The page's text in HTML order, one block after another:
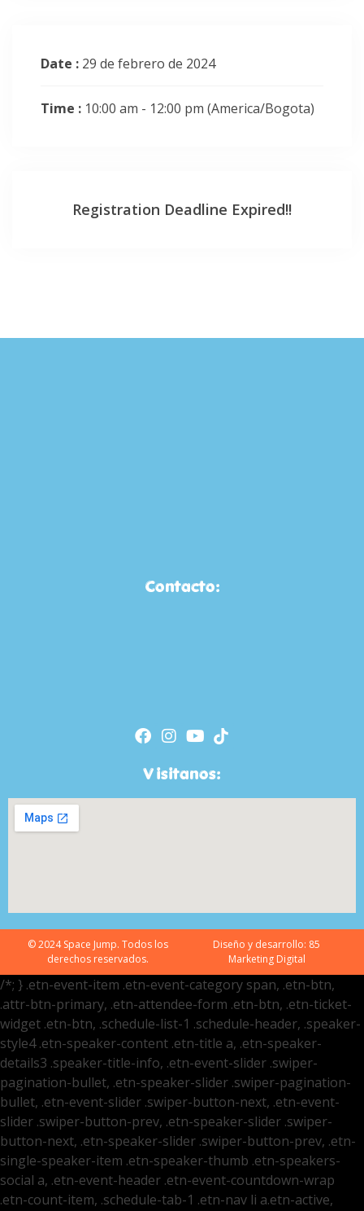
Date : 29 de febrero de 2024
Time : 10:00 am - 12:00 pm (America/Bogota)
Registration Deadline Expired!!
Contacto:
Visitanos:
© 2024 Space Jump. Todos los
derechos reservados.
Diseño y desarrollo: 85
Marketing Digital
/*; } .etn-event-item .etn-event-category span, .etn-btn,
.attr-btn-primary, .etn-attendee-form .etn-btn, .etn-ticket-
widget .etn-btn, .schedule-list-1 .schedule-header, .speaker-
style4 .etn-speaker-content .etn-title a, .etn-speaker-
details3 .speaker-title-info, .etn-event-slider .swiper-
pagination-bullet, .etn-speaker-slider .swiper-pagination-
bullet, .etn-event-slider .swiper-button-next, .etn-event-
slider .swiper-button-prev, .etn-speaker-slider .swiper-
button-next, .etn-speaker-slider .swiper-button-prev, .etn-
single-speaker-item .etn-speaker-thumb .etn-speakers-
social a, .etn-event-header .etn-event-countdown-wrap
.etn-count-item, .schedule-tab-1 .etn-nav li a.etn-active,